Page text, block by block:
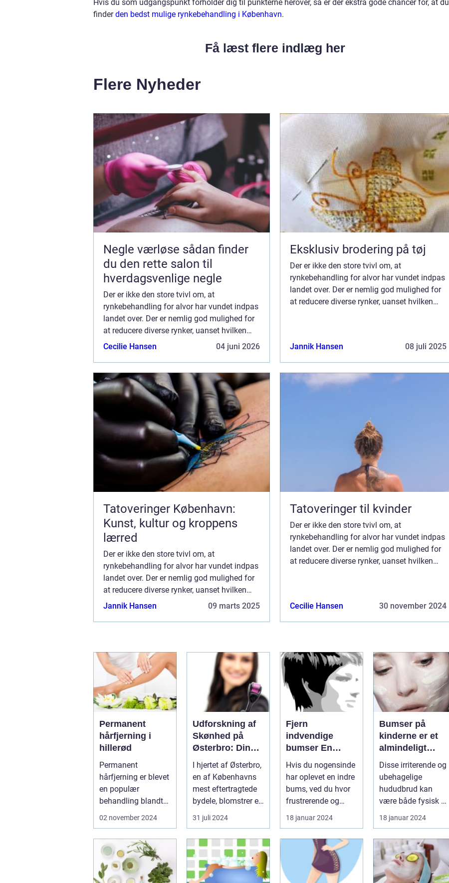
Hvis du som udgangspunkt forholder dig til punkterne herover, så er der ekstra gode chancer for, at du
finderden bedst mulige rynkebehandling i København.
Få læst flere indlæg her
Flere Nyheder
Negle værløse sådan finder
du den rette salon til
hverdagsvenlige negle
Der er ikke den store tvivl om, at
rynkebehandling for alvor har vundet indpas
landet over. Der er nemlig god mulighed for
at reducere diverse rynker, uanset hvilken
alder du har. Det helt store spørgsmål er
Cecilie Hansen 04 juni 2026
Eksklusiv brodering på tøj
Der er ikke den store tvivl om, at
rynkebehandling for alvor har vundet indpas
landet over. Der er nemlig god mulighed for
at reducere diverse rynker, uanset hvilken
Jannik Hansen 08 juli 2025
Tatoveringer København:
Kunst, kultur og kroppens
lærred
Der er ikke den store tvivl om, at
rynkebehandling for alvor har vundet indpas
landet over. Der er nemlig god mulighed for
at reducere diverse rynker, uanset hvilken
alder du har. Det helt store spørgsmål er
Jannik Hansen 09 marts 2025
Tatoveringer til kvinder
Der er ikke den store tvivl om, at
rynkebehandling for alvor har vundet indpas
landet over. Der er nemlig god mulighed for
at reducere diverse rynker, uanset hvilken
Cecilie Hansen 30 november 2024
Permanent
hårfjerning i
hillerød
Permanent
hårfjerning er blevet
en populær
behandling blandt
både mænd og kv...
02 november 2024
Udforskning af
Skønhed på
Østerbro: Din
Destination for
Æstetiske
Behandlinger
I hjertet af Østerbro,
en af Københavns
mest eftertragtede
bydele, blomstrer et
evigt ...
31 juli 2024
Fjern
indvendige
bumser En
dybdegående
guide til smuk
hud
Hvis du nogensinde
har oplevet en indre
bums, ved du hvor
frustrerende og
smertefuldt det kan
18 januar 2024
Bumser på
kinderne er et
almindeligt
problem, som
mange
mennesker
oplever i løbet af
Disse irriterende og
ubehagelige
hududbrud kan
være både fysisk og
følelsesmæssigt
18 januar 2024